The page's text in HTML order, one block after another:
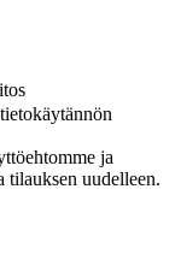
ja
tilauksen uudelleen.